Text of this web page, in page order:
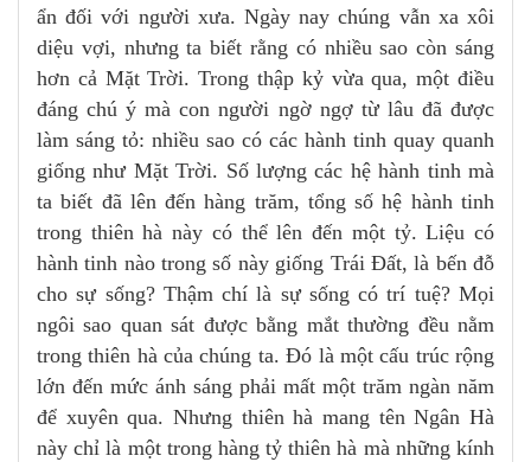
ẩn đối với người xưa. Ngày nay chúng vẫn xa xôi
diệu vợi, nhưng ta biết rằng có nhiều sao còn sáng
hơn cả Mặt Trời. Trong thập kỷ vừa qua, một điều
đáng chú ý mà con người ngờ ngợ từ lâu đã được
làm sáng tỏ: nhiều sao có các hành tinh quay quanh
giống như Mặt Trời. Số lượng các hệ hành tinh mà
ta biết đã lên đến hàng trăm, tổng số hệ hành tinh
trong thiên hà này có thể lên đến một tỷ. Liệu có
hành tinh nào trong số này giống Trái Đất, là bến đỗ
cho sự sống? Thậm chí là sự sống có trí tuệ? Mọi
ngôi sao quan sát được bằng mắt thường đều nằm
trong thiên hà của chúng ta. Đó là một cấu trúc rộng
lớn đến mức ánh sáng phải mất một trăm ngàn năm
để xuyên qua. Nhưng thiên hà mang tên Ngân Hà
này chỉ là một trong hàng tỷ thiên hà mà những kính